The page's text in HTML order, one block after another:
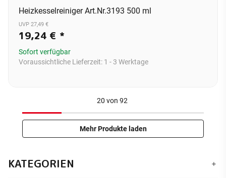
Heizkesselreiniger Art.Nr.3193 500 ml
UVP 27,49 €
19,24 € *
Sofort verfügbar
Voraussichtliche Lieferzeit: 1 - 3 Werktage
20 von 92
Mehr Produkte laden
KATEGORIEN